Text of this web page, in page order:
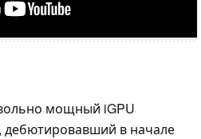
мощный iGPU
дебютировавший в начале